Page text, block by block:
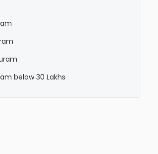
below 30 Lakhs